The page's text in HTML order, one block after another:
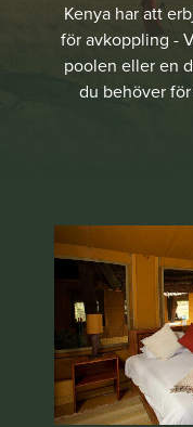
Kenya har att
för avkoppling -
poolen eller en
du behöver